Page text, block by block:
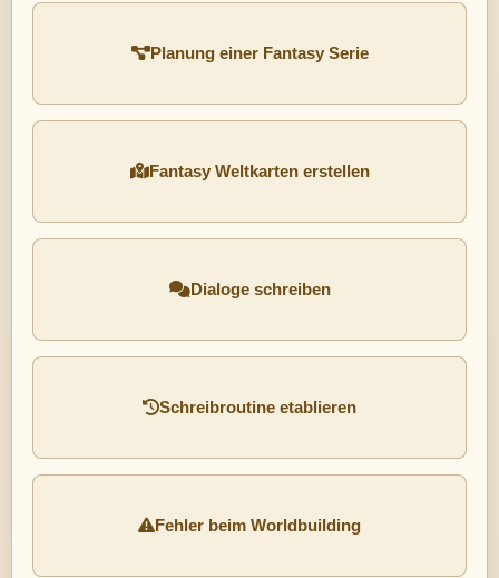
Planung einer Fantasy Serie
Fantasy Weltkarten erstellen
Dialoge schreiben
Schreibroutine etablieren
Fehler beim Worldbuilding